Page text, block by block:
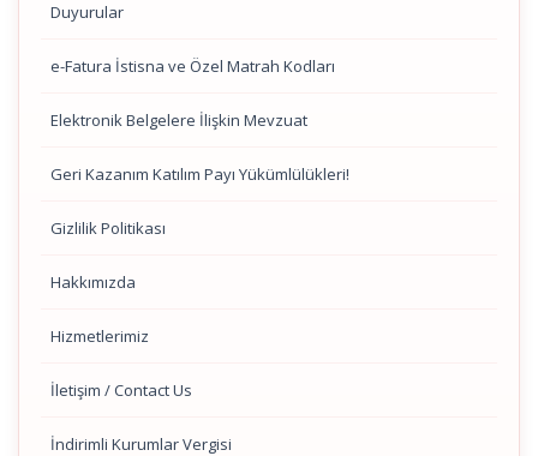
Duyurular
e-Fatura İstisna ve Özel Matrah Kodları
Elektronik Belgelere İlişkin Mevzuat
Geri Kazanım Katılım Payı Yükümlülükleri!
Gizlilik Politikası
Hakkımızda
Hizmetlerimiz
İletişim / Contact Us
İndirimli Kurumlar Vergisi